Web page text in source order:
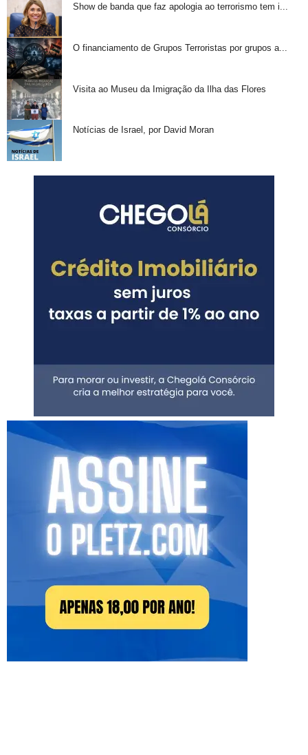
Show de banda que faz apologia ao terrorismo tem i...
O financiamento de Grupos Terroristas por grupos a...
Visita ao Museu da Imigração da Ilha das Flores
Notícias de Israel, por David Moran